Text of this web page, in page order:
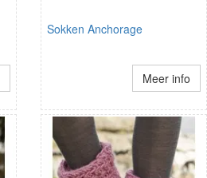
Sokken Anchorage
Meer info